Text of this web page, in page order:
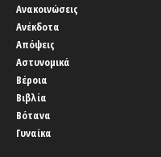
Ανακοινώσεις
Ανέκδοτα
Απόψεις
Αστυνομικά
Βέροια
Βιβλία
Βότανα
Γυναίκα